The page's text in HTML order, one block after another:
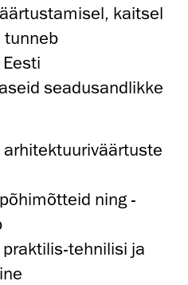
kaitsel
tunneb
seadusandlikke
ning -
tehnilisi ja